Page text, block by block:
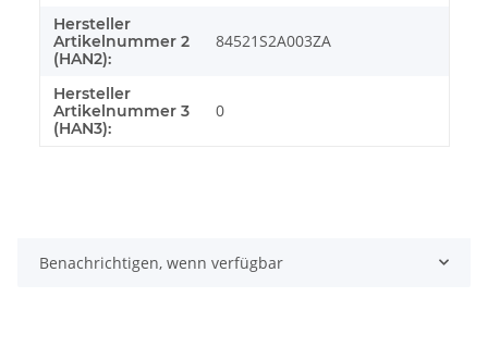
Hersteller
Artikelnummer 2
(HAN2):
84521S2A003ZA
Hersteller
Artikelnummer 3
(HAN3):
0
Benachrichtigen, wenn verfügbar